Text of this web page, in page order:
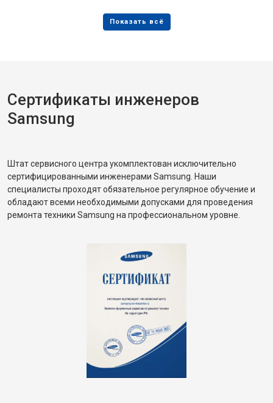
Сертификаты инженеров
Samsung
Штат сервисного центра укомплектован исключительно
сертифицированными инженерами Samsung. Наши
специалисты проходят обязательное регулярное обучение и
обладают всеми необходимыми допусками для проведения
ремонта техники Samsung на профессиональном уровне.